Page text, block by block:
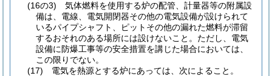
(16の3)
気体燃料を使用する炉の配管、計量器等の附属設
備は、電線、電気開閉器その他の電気設備が設けられて
いるパイプシャフト、ピットその他の漏れた燃料が滞留
するおそれのある場所には設けないこと。 ただし、電気
設備に防爆工事等の安全措置を講じた場合においては、
この限りでない。
(17)
電気を熱源とする炉にあっては、次によること。